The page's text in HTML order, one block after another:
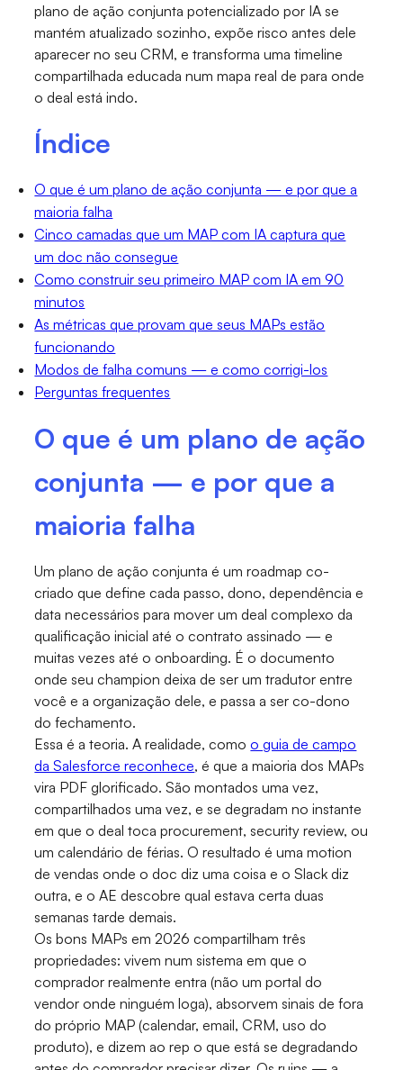
plano de ação conjunta potencializado por IA se
mantém atualizado sozinho, expõe risco antes dele
aparecer no seu CRM, e transforma uma timeline
compartilhada educada num mapa real de para onde
o deal está indo.
Índice
O que é um plano de ação conjunta — e por que a
maioria falha
Cinco camadas que um MAP com IA captura que
um doc não consegue
Como construir seu primeiro MAP com IA em 90
minutos
As métricas que provam que seus MAPs estão
funcionando
Modos de falha comuns — e como corrigi-los
Perguntas frequentes
O que é um plano de ação
conjunta — e por que a
maioria falha
Um plano de ação conjunta é um roadmap co-
criado que define cada passo, dono, dependência e
data necessários para mover um deal complexo da
qualificação inicial até o contrato assinado — e
muitas vezes até o onboarding. É o documento
onde seu champion deixa de ser um tradutor entre
você e a organização dele, e passa a ser co-dono
do fechamento.
Essa é a teoria. A realidade, comoo guia de campo
da Salesforce reconhece, é que a maioria dos MAPs
vira PDF glorificado. São montados uma vez,
compartilhados uma vez, e se degradam no instante
em que o deal toca procurement, security review, ou
um calendário de férias. O resultado é uma motion
de vendas onde o doc diz uma coisa e o Slack diz
outra, e o AE descobre qual estava certa duas
semanas tarde demais.
Os bons MAPs em 2026 compartilham três
propriedades: vivem num sistema em que o
comprador realmente entra (não um portal do
vendor onde ninguém loga), absorvem sinais de fora
do próprio MAP (calendar, email, CRM, uso do
produto), e dizem ao rep o que está se degradando